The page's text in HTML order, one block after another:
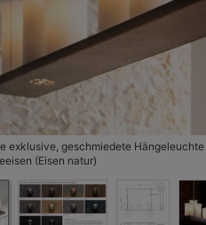
exklusive, geschmiedete
(Eisen natur)